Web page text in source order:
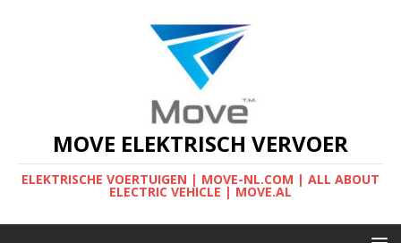
MOVE ELEKTRISCH VERVOER
ELEKTRISCHE VOERTUIGEN | MOVE-NL.COM | ALL ABOUT
ELECTRIC VEHICLE | MOVE.AL